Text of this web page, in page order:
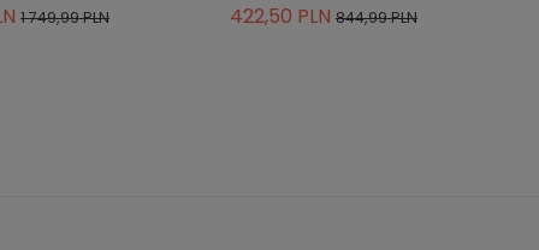
1 749,99 PLN
422,50 PLN 844,99 PLN